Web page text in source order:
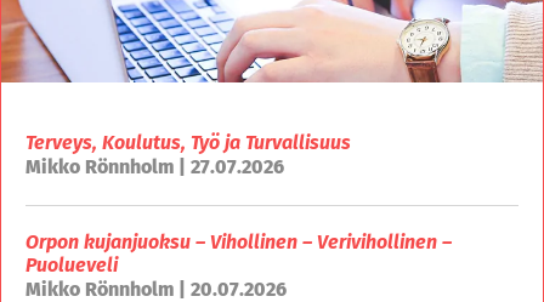
Terveys, Koulutus, Työ ja Turvallisuus
Mikko Rönnholm | 27.07.2026
Orpon kujanjuoksu – Vihollinen – Verivihollinen –
Puolueveli
Mikko Rönnholm | 20.07.2026